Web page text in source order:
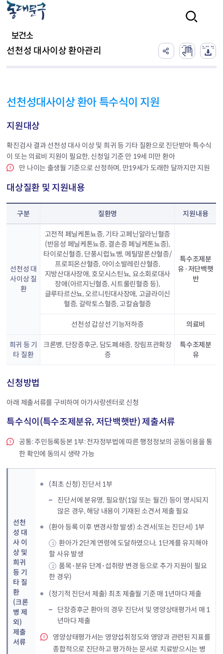
보건소
선천성 대사이상 환아관리
선천성대사이상 환아 특수식이 지원
지원대상
확진검사 결과 선천성 대사 이상 및 희귀 등 기타 질환으로 진단받아 특수식
이 또는 의료비 지원이 필요한, 신청일 기준 만 19세 미만 환아
만 나이는 출생월 기준으로 산정하며, 만19세가 도래한 달까지만 지원
대상질환 및 지원내용
구분 질환명 지원내용
선천성 대
사이상 질
환
고전적 페닐케톤뇨증, 기타 고페닌알라닌혈증
(반응성 페닐케톤뇨증, 결손증 페닐케톤뇨증),
타이로신혈증, 단풍시럽뇨병, 메틸말론산혈증/
프로피온산혈증, 아이소발레린산혈증,
지방산대사장애, 호모시스틴뇨, 요소회로대사
장애(아르지닌혈증, 시트룰린혈증 등),
글루타르산뇨, 오르니틴대사장애, 고글라이신
혈증, 갈락토스혈증, 고칼슘혈증
특수조제분
유·저단백햇
반
선천성 갑상선 기능저하증 의료비
희귀 등 기
타 질환
크론병, 단장증후군, 담도폐쇄증, 장림프관확장
증
특수조제분
유
신청방법
아래 제출서류를 구비하여 아가사랑센터로 신청
특수식이(특수조제분유, 저단백햇반) 제출서류
공통: 주민등록등본 1부: 전자정부법에 따른 행정정보의 공동이용을 통
한 확인에 동의시 생략 가능
선천
성 대
사 이
상 및
희귀
등 기
타 질
환
(크론
병 제
외)
제출
서류
(최초 신청) 진단서 1부
진단서에 분유명, 필요량(1일 또는 월간) 등이 명시되지
않은 경우, 해당 내용이 기재된 소견서 제출 필요
(환아 등록 이후 변경사항 발생) 소견서(또는 진단서) 1부
1
환아가 2단계 연령에 도달하였으나, 1단계를 유지해야
할 사유 발생
2
품목･분유 단계･섭취량 변경 등으로 추가 지원이 필요
한 경우)
(정기적 진단서 제출) 최초 제출월 기준 매 1년마다 제출
단장증후군 환아의 경우 진단서 및 영양상태평가서 매 1
년마다 제출
영양상태평가서는 영양섭취정도와 영양과 관련된 지표를
종합적으로 진단하고 평가하는 문서로 치료받으시는 병